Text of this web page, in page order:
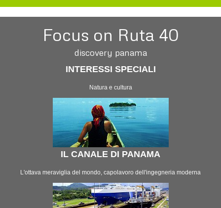
Focus on Ruta 40
discovery panama
INTERESSI SPECIALI
Natura e cultura
IL CANALE DI PANAMA
L'ottava meraviglia del mondo, capolavoro dell'ingegneria moderna